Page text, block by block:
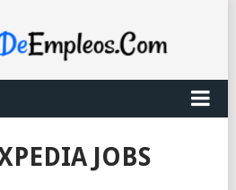
JOBS